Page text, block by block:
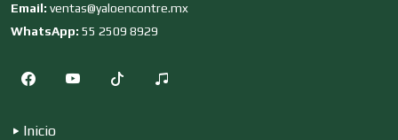
Combustibles y Lubricantes
Compresores de aire
Email: ventas@yaloencontre.mx
WhatsApp: 55 2509 8929
Inicio